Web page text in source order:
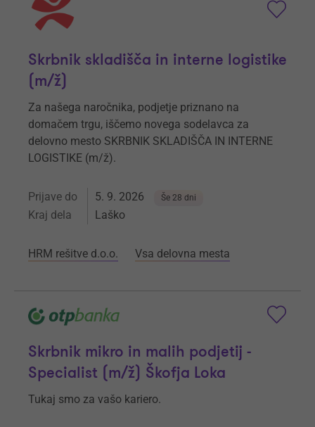
Skrbnik skladišča in interne logistike
(m/ž)
Za našega naročnika, podjetje priznano na
domačem trgu, iščemo novega sodelavca za
delovno mesto SKRBNIK SKLADIŠČA IN INTERNE
LOGISTIKE (m/ž).
Prijave do 5. 9. 2026 Še 28 dni
Kraj dela Laško
HRM rešitve d.o.o. Vsa delovna mesta
Skrbnik mikro in malih podjetij -
Specialist (m/ž) Škofja Loka
Tukaj smo za vašo kariero.